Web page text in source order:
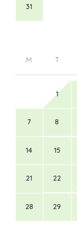
31
M T
1
7 8
14 15
21 22
28 29